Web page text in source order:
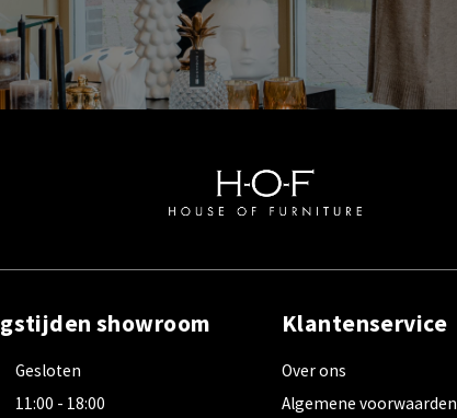
showroom
Gesloten
11:00 - 18:00
Klantenservice
Over ons
Algemene voorwaarden